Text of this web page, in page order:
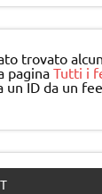
trovato
paginaTutti i
un ID da un